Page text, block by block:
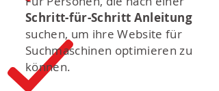
Schritt-für-Schritt Anleitung
suchen, um ihre Website für
Suchmaschinen optimieren zu
können.